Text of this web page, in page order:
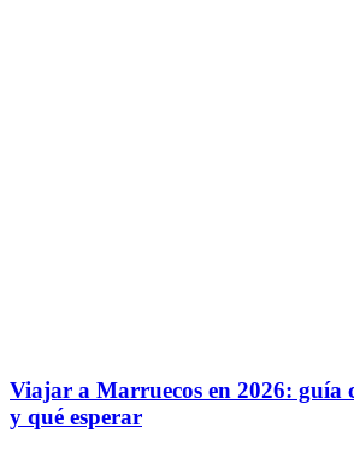
Viajar a Marruecos en 2026: guía
y qué esperar